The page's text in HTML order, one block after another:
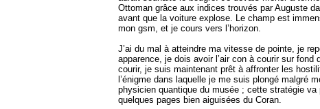
Ottoman grâce aux indices trouvés par Auguste
avant que la voiture explose. Le champ est
mon gsm, et je cours vers l’horizon.
J’ai du mal à atteindre ma vitesse de pointe, je
apparence, je dois avoir l’air con à courir sur
courir, je suis maintenant prêt à affronter les
l’énigme dans laquelle je me suis plongé malgré
physicien quantique du musée ; cette stratégie
quelques pages bien aiguisées du Coran.